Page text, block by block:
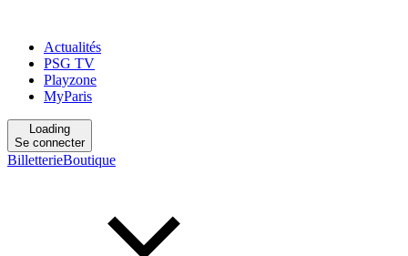
Actualités
PSG TV
Playzone
MyParis
Loading
Se connecter
BilletterieBoutique